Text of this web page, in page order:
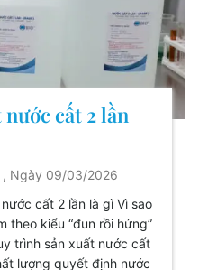
cất 2 lần
Ngày 09/03/2026
cất 2 lần là gì Vì sao
theo kiểu “đun rồi hứng”
trình sản xuất nước cất
lượng quyết định nước